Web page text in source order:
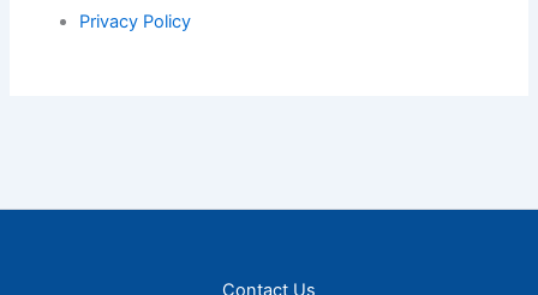
Privacy Policy
Contact Us